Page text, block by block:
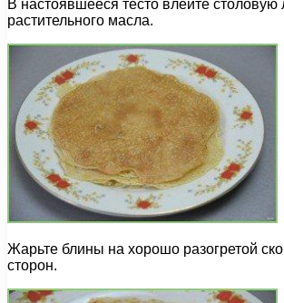
В настоявшееся тесто влейте столовую
растительного масла.
Жарьте блины на хорошо разогретой
сторон.